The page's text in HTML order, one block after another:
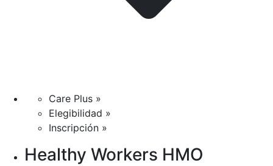
Care Plus »
Elegibilidad »
Inscripción »
Healthy Workers HMO